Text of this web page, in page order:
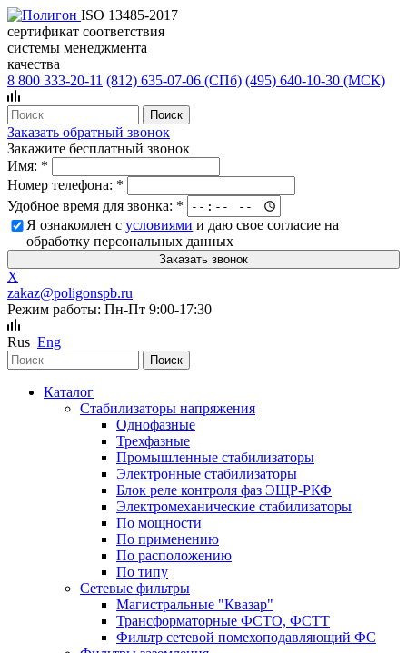
ISO 13485-2017
сертификат соответствия
системы менеджмента
качества
8 800 333-20-11 (812) 635-07-06 (СПб) (495) 640-10-30 (МСК)
Заказать обратный звонок
Закажите бесплатный звонок
Имя: *
Номер телефона: *
Удобное время для звонка: *
Я ознакомлен сусловиями и даю свое согласие на
обработку персональных данных
X
zakaz@poligonspb.ru
Режим работы: Пн-Пт 9:00-17:30
Rus Eng
Каталог
Стабилизаторы напряжения
Однофазные
Трехфазные
Промышленные стабилизаторы
Электронные стабилизаторы
Блок реле контроля фаз ЭЩР-РКФ
Электромеханические стабилизаторы
По мощности
По применению
По расположению
По типу
Сетевые фильтры
Магистральные "Квазар"
Трансформаторные ФСТО, ФСТТ
Фильтр сетевой помехоподавляющий ФС